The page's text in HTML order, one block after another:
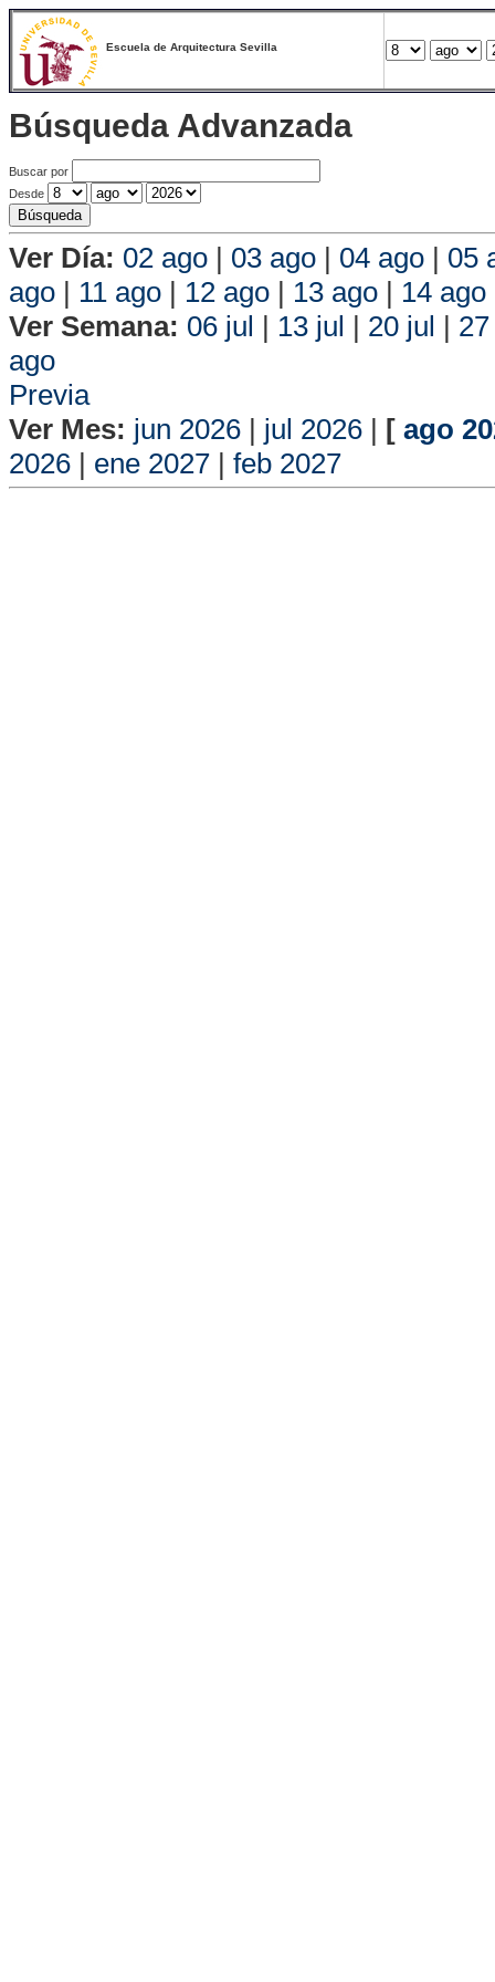
Escuela de Arquitectura Sevilla
Búsqueda Advanzada
Buscar por
Desde
Ver Día: 02 ago | 03 ago | 04 ago | 05
ago | 11 ago | 12 ago | 13 ago | 14 ago
Ver Semana: 06 jul | 13 jul | 20 jul |
ago
Previa
Ver Mes: jun 2026 | jul 2026 | [ ago
2026 | ene 2027 | feb 2027